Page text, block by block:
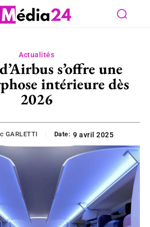
Actualités
s’offre une
intérieure dès
2026
GARLETTI Date: 9 avril 2025